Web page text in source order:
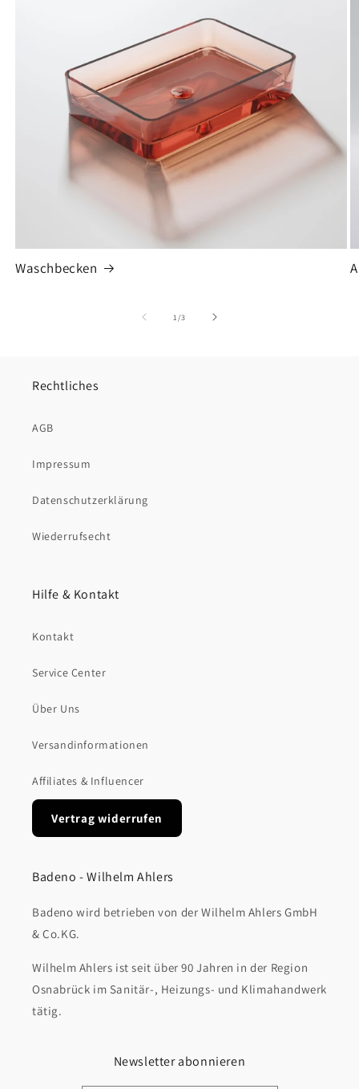
Waschbecken
1 /von
3
Rechtliches
AGB
Impressum
Datenschutzerklärung
Wiederrufsecht
Hilfe & Kontakt
Kontakt
Service Center
Über Uns
Versandinformationen
Affiliates & Influencer
Vertrag widerrufen
Badeno - Wilhelm Ahlers
Badeno wird betrieben von der Wilhelm Ahlers GmbH
& Co.KG.
Wilhelm Ahlers ist seit über 90 Jahren in der Region
Osnabrück im Sanitär-, Heizungs- und Klimahandwerk
tätig.
Newsletter abonnieren